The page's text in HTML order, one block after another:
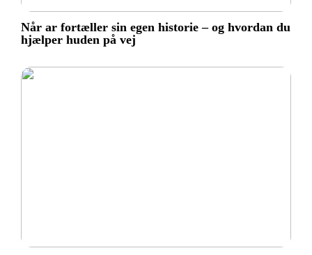
Når ar fortæller sin egen historie – og hvordan du
hjælper huden på vej